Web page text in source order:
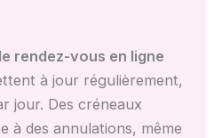
rendez-vous en ligne
à jour régulièrement,
jour. Des créneaux
à des annulations, même